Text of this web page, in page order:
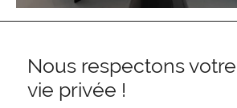
Nous respectons
vie privée !